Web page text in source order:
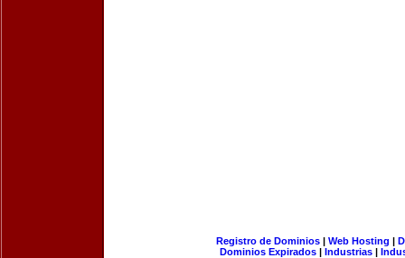
Registro de Dominios| Web Hosting |
Dominios Expirados | Industrias |